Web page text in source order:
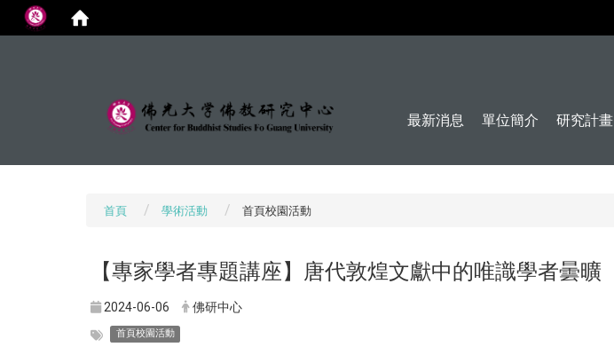
最新消息
單位簡介 研究計畫
首頁 學術活動 首頁校園活動
【專家學者專題講座】唐代敦煌文獻中的唯識學者曇曠
2024-06-06 佛研中心
首頁校園活動